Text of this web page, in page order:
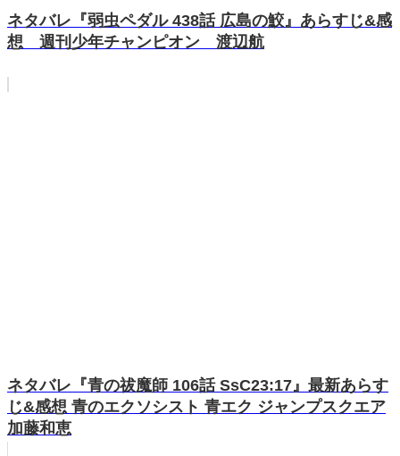
ネタバレ『弱虫ペダル 438話 広島の鮫』あらすじ&感
想 週刊少年チャンピオン 渡辺航
ネタバレ『青の祓魔師 106話 SsC23:17』最新あらす
じ&感想 青のエクソシスト 青エク ジャンプスクエア
加藤和恵